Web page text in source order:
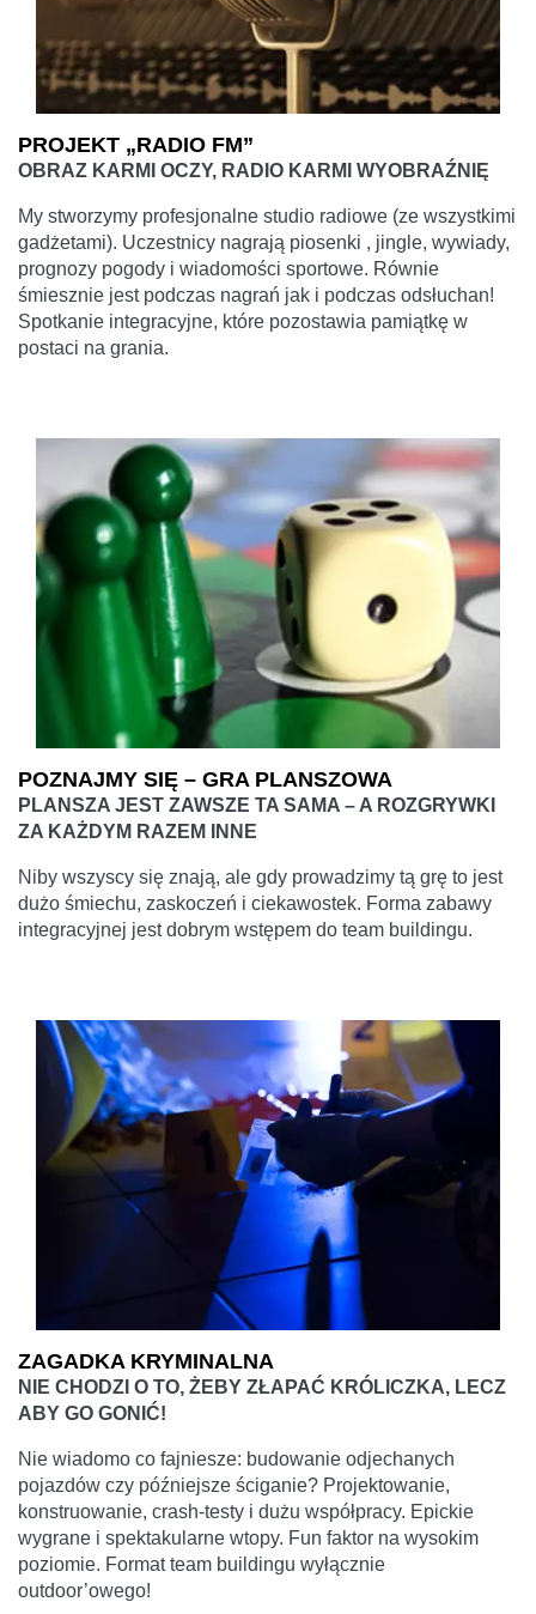
PROJEKT „RADIO FM”
OBRAZ KARMI OCZY, RADIO KARMI WYOBRAŹNIĘ
My stworzymy profesjonalne studio radiowe (ze wszystkimi
gadżetami). Uczestnicy nagrają piosenki , jingle, wywiady,
prognozy pogody i wiadomości sportowe. Równie
śmiesznie jest podczas nagrań jak i podczas odsłuchan!
Spotkanie integracyjne, które pozostawia pamiątkę w
postaci na grania.
POZNAJMY SIĘ – GRA PLANSZOWA
PLANSZA JEST ZAWSZE TA SAMA – A ROZGRYWKI
ZA KAŻDYM RAZEM INNE
Niby wszyscy się znają, ale gdy prowadzimy tą grę to jest
dużo śmiechu, zaskoczeń i ciekawostek. Forma zabawy
integracyjnej jest dobrym wstępem do team buildingu.
ZAGADKA KRYMINALNA
NIE CHODZI O TO, ŻEBY ZŁAPAĆ KRÓLICZKA, LECZ
ABY GO GONIĆ!
Nie wiadomo co fajniesze: budowanie odjechanych
pojazdów czy późniejsze ściganie? Projektowanie,
konstruowanie, crash-testy i dużu współpracy. Epickie
wygrane i spektakularne wtopy. Fun faktor na wysokim
poziomie. Format team buildingu wyłącznie
outdoor’owego!